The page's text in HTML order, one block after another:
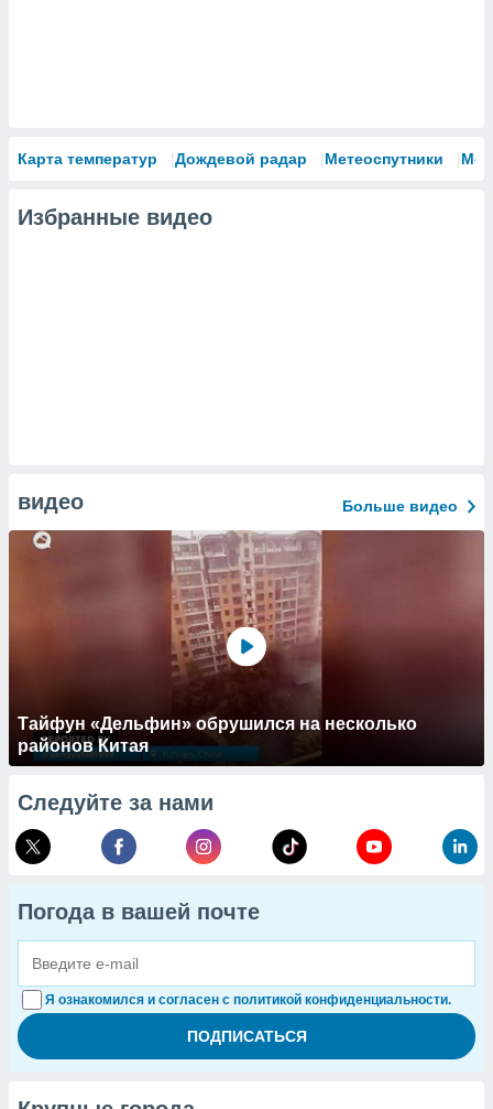
Карта температур Дождевой радар Метеоспутники
Избранные видео
видео Больше видео
Тайфун «Дельфин» обрушился на несколько
районов Китая
Следуйте за нами
Погода в вашей почте
Я ознакомился и согласен с политикой конфиденциальности.